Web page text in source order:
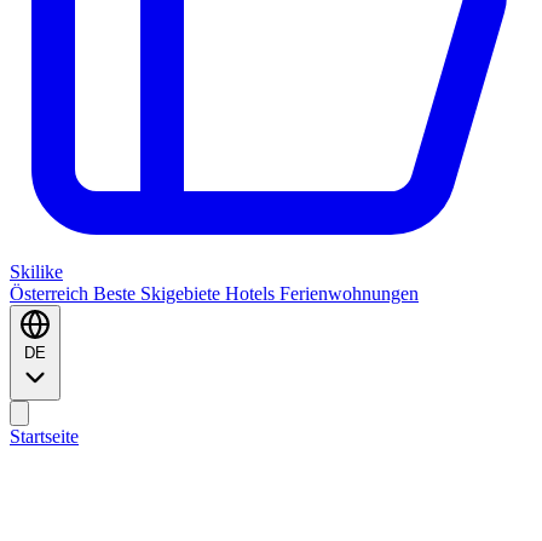
Skilike
Österreich Beste Skigebiete Hotels Ferienwohnungen
DE
Startseite